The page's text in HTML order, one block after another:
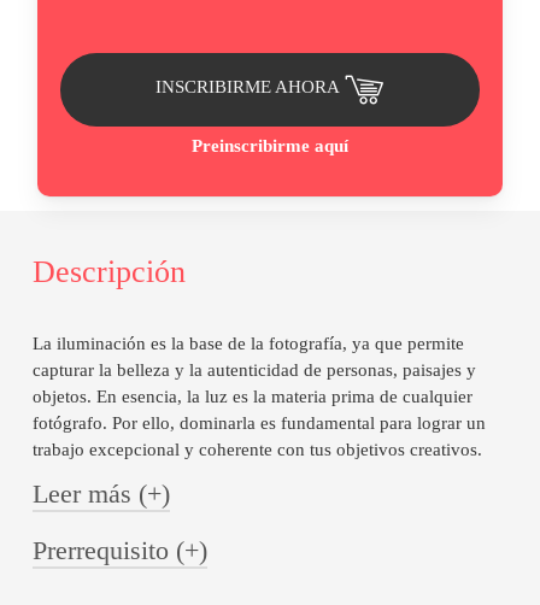
a
de
INSCRIBIRME AHORA
Preinscribirme aquí
Descripción
La iluminación es la base de la fotografía, ya que permite
capturar la belleza y la autenticidad de personas, paisajes y
objetos. En esencia, la luz es la materia prima de cualquier
fotógrafo. Por ello, dominarla es fundamental para lograr un
trabajo excepcional y coherente con tus objetivos creativos.
Leer más (+)
Curso de
Prerrequisito (+)